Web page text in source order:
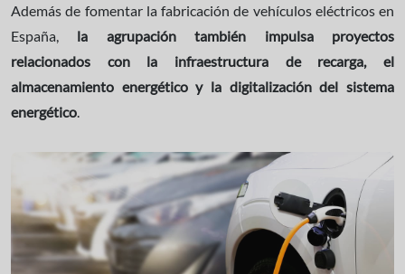
Además de fomentar la fabricación de vehículos eléctricos en
España, la agrupación también impulsa proyectos
relacionados con la infraestructura de recarga, el
almacenamiento energético y la digitalización del sistema
energético.